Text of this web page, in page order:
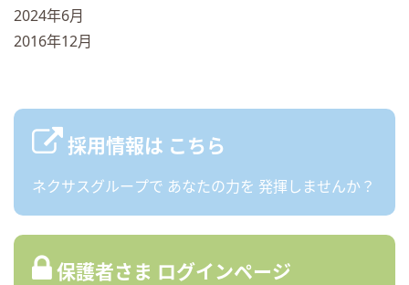
2024年6月
2016年12月
採用情報は こちら
ネクサスグループで あなたの力を 発揮しませんか？
保護者さま ログインページ